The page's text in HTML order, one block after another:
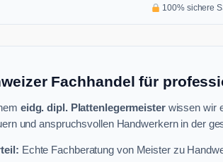
100% sichere
Fachhandel für
eidg. dipl. Plattenlegermeisterwissen wir
und anspruchsvollen Handwerkern in der
Echte Fachberatung von Meister zu